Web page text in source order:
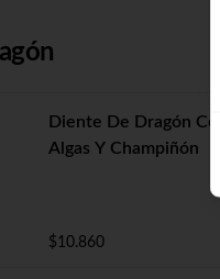
Diente De Dragón Con
Algas Y Champiñón
$10.860